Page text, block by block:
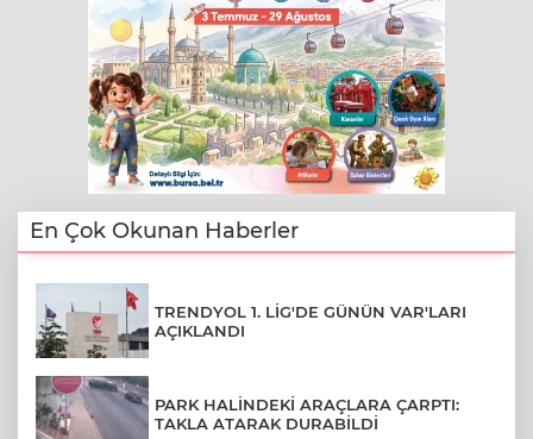
En Çok Okunan Haberler
TRENDYOL 1. LİG'DE GÜNÜN VAR'LARI
AÇIKLANDI
PARK HALİNDEKİ ARAÇLARA ÇARPTI:
TAKLA ATARAK DURABİLDİ